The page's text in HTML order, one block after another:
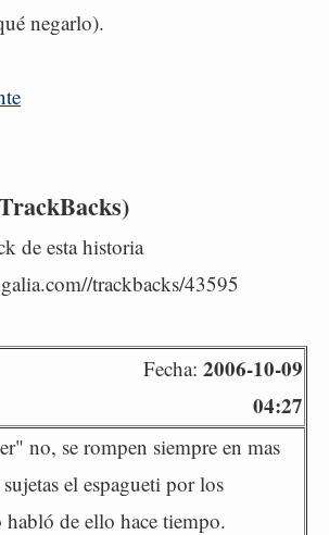
negarlo).
de esta historia
trackbacks/43595
Fecha: 2006-10-09
04:27
no, se rompen siempre en mas
el espagueti por los
habló de ello hace tiempo.